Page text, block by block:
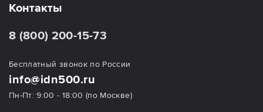
Контакты
8 (800) 200-15-73
Бесплатный звонок по России
info@idn500.ru
Пн-Пт: 9:00 - 18:00 (по Москве)